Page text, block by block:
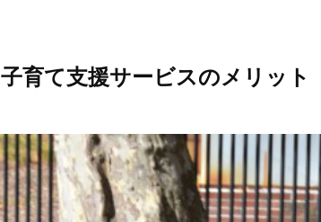
子育て支援サービスのメリット